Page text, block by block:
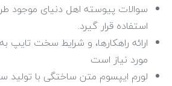
سوالات پیوسته اهل دنیای موجود
استفاده قرار گیرد.
ارائه راهکارها، و شرایط سخت تایپ
مورد نیاز است
لورم ایپسوم متن ساختگی با تولید